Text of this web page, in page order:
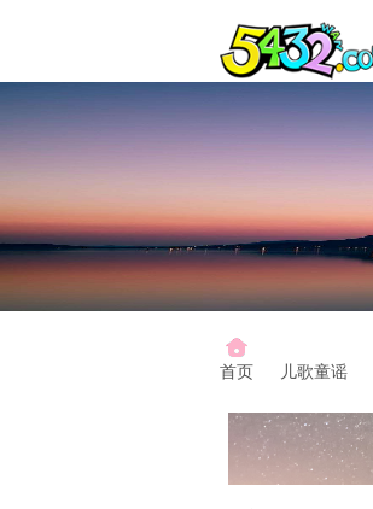
首页 儿歌童谣